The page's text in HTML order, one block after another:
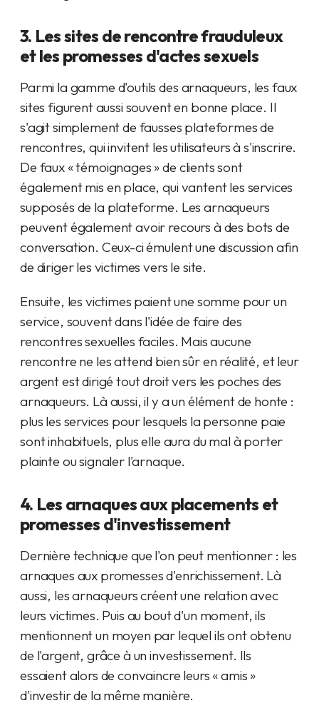
3. Les sites de rencontre frauduleux
et les promesses d'actes sexuels
Parmi la gamme d'outils des arnaqueurs, les faux
sites figurent aussi souvent en bonne place. Il
s'agit simplement de fausses plateformes de
rencontres, qui invitent les utilisateurs à s'inscrire.
De faux « témoignages » de clients sont
également mis en place, qui vantent les services
supposés de la plateforme. Les arnaqueurs
peuvent également avoir recours à des bots de
conversation. Ceux-ci émulent une discussion afin
de diriger les victimes vers le site.
Ensuite, les victimes paient une somme pour un
service, souvent dans l'idée de faire des
rencontres sexuelles faciles. Mais aucune
rencontre ne les attend bien sûr en réalité, et leur
argent est dirigé tout droit vers les poches des
arnaqueurs. Là aussi, il y a un élément de honte :
plus les services pour lesquels la personne paie
sont inhabituels, plus elle aura du mal à porter
plainte ou signaler l'arnaque.
4. Les arnaques aux placements et
promesses d'investissement
Dernière technique que l'on peut mentionner : les
arnaques aux promesses d'enrichissement. Là
aussi, les arnaqueurs créent une relation avec
leurs victimes. Puis au bout d'un moment, ils
mentionnent un moyen par lequel ils ont obtenu
de l'argent, grâce à un investissement. Ils
essaient alors de convaincre leurs « amis »
d'investir de la même manière.